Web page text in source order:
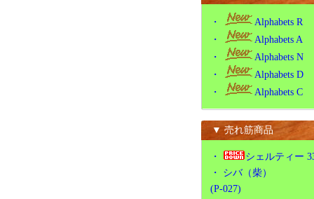
・
Alphabets R
・
Alphabets A
・
Alphabets N
・
Alphabets D
・
Alphabets C
▼ 売れ筋商品
・
シェルティー
・ シバ（柴）
(P-027)